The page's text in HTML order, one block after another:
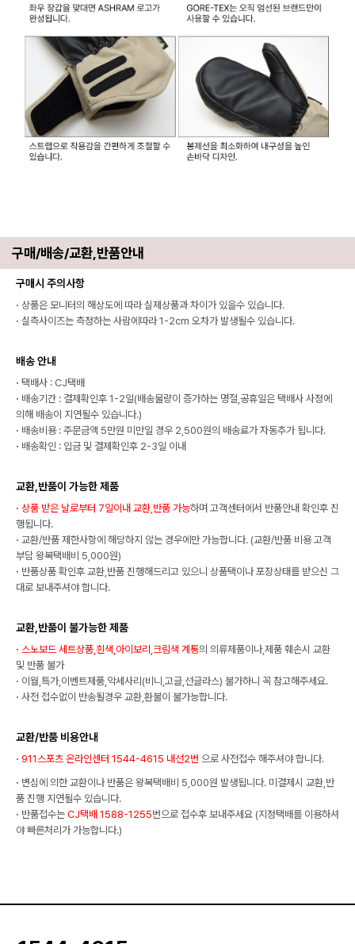
구매/배송/교환,반품안내
구매시 주의사항
· 상품은 모니터의 해상도에 따라 실제상품과 차이가 있을수 있습니다.
· 실측사이즈는 측정하는 사람에따라 1-2cm 오차가 발생될수 있습니다.
배송 안내
· 택배사 : CJ택배
· 배송기간 : 결제확인후 1-2일(배송물량이 증가하는 명절,공휴일은 택배사 사정에
의해 배송이 지연될수 있습니다.)
· 배송비용 : 주문금액 5만원 미만일 경우 2,500원의 배송료가 자동추가 됩니다.
· 배송확인 : 입금 및 결제확인후 2-3일 이내
교환,반품이 가능한 제품
· 상품 받은 날로부터 7일이내 교환,반품 가능하며 고객센터에서 반품안내 확인후 진
행됩니다.
· 교환/반품 제한사항에 해당하지 않는 경우에만 가능합니다. (교환/반품 비용 고객
부담 왕복택배비 5,000원)
· 반품상품 확인후 교환,반품 진행해드리고 있으니 상품택이나 포장상태를 받으신 그
대로 보내주셔야 합니다.
교환,반품이 불가능한 제품
· 스노보드 세트상품,흰색,아이보리,크림색 계통의 의류제품이나,제품 훼손시 교환
및 반품 불가
· 이월,특가,이벤트제품,악세사리(비니,고글,선글라스) 불가하니 꼭 참고해주세요.
· 사전 접수없이 반송될경우 교환,환불이 불가능합니다.
교환/반품 비용안내
· 911스포츠 온라인센터 1544-4615 내선2번 으로 사전접수 해주셔야 합니다.
· 변심에 의한 교환이나 반품은 왕복택배비 5,000원 발생됩니다. 미결제시 교환,반
품 진행 지연될수 있습니다.
· 반품접수는 CJ택배 1588-1255번으로 접수후 보내주세요 (지정택배를 이용하셔
야 빠른처리가 가능합니다.)